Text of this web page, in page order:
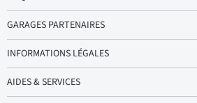
GARAGES PARTENAIRES
INFORMATIONS LÉGALES
AIDES & SERVICES